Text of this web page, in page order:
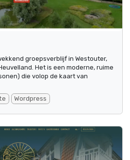
groepsverblijf in Westouter,
Het is een moderne, ruime
die volop de kaart van
Wordpress